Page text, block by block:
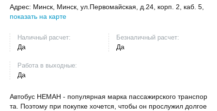
Адрес: Минск, Минск, ул.Первомайская, д.24, корп. 2, каб. 5,
показать на карте
Наличный расчет:
Да
Безналичный расчет:
Да
Работа в выходные:
Да
Автобус НЕМАН - популярная марка пассажирского транспор
та. Поэтому при покупке хочется, чтобы он прослужил долгое